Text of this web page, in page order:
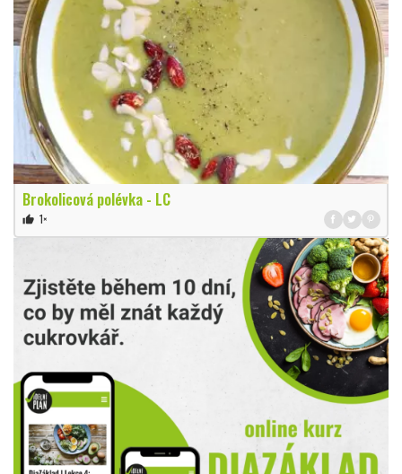
Brokolicová polévka - LC
thumb_up 1×